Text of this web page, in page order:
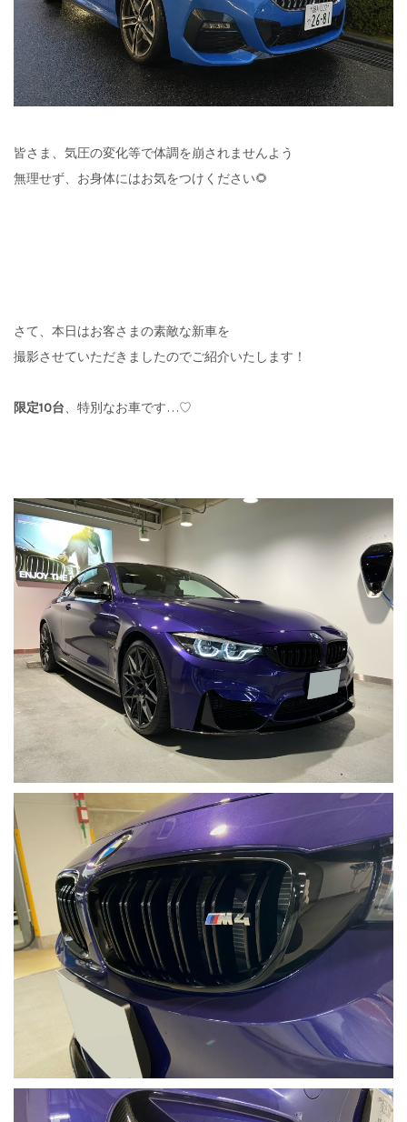
皆さま、気圧の変化等で体調を崩されませんよう
無理せず、お身体にはお気をつけください🌻
さて、本日はお客さまの素敵な新車を
撮影させていただきましたのでご紹介いたします！
限定10台、特別なお車です…♡